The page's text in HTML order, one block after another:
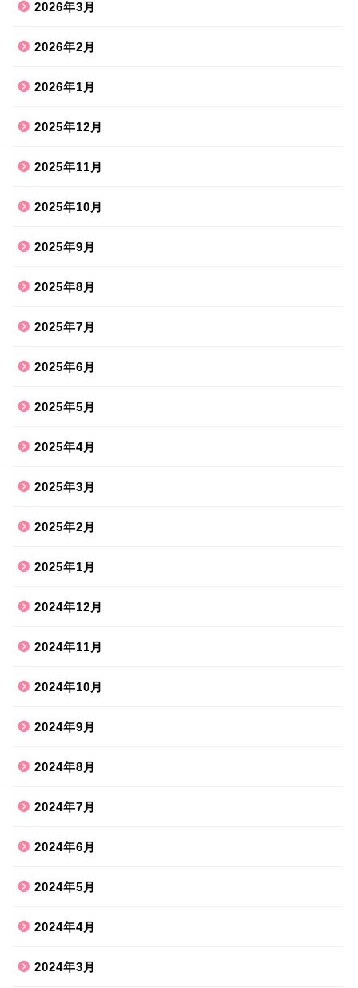
2026年3月
2026年2月
2026年1月
2025年12月
2025年11月
2025年10月
2025年9月
2025年8月
2025年7月
2025年6月
2025年5月
2025年4月
2025年3月
2025年2月
2025年1月
2024年12月
2024年11月
2024年10月
2024年9月
2024年8月
2024年7月
2024年6月
2024年5月
2024年4月
2024年3月